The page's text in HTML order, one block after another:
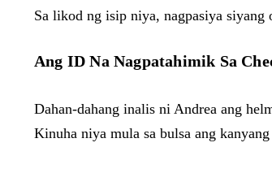
Sa likod ng isip niya, nagpasiya siyang
Ang ID Na Nagpatahimik Sa
Dahan-dahang inalis ni Andrea ang
Kinuha niya mula sa bulsa ang